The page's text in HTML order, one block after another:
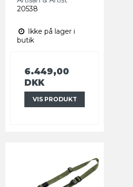
20538
Ikke på lager i
butik
6.449,00
DKK
VIS PRODUKT